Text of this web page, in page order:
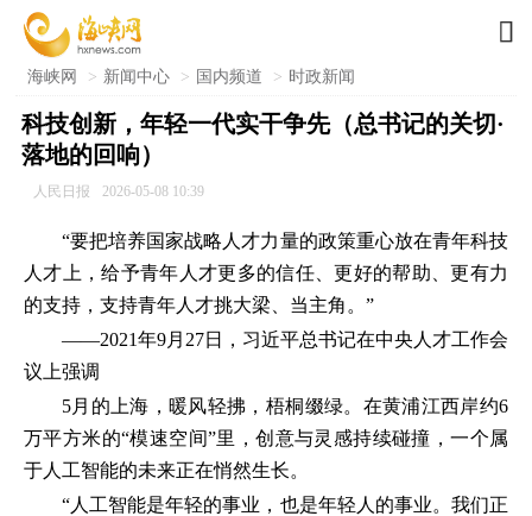

海峡网 > 新闻中心 > 国内频道 > 时政新闻
科技创新，年轻一代实干争先（总书记的关切·
落地的回响）
人民日报 2026-05-08 10:39
“要把培养国家战略人才力量的政策重心放在青年科技
人才上，给予青年人才更多的信任、更好的帮助、更有力
的支持，支持青年人才挑大梁、当主角。”
——2021年9月27日，习近平总书记在中央人才工作会
议上强调
5月的上海，暖风轻拂，梧桐缀绿。在黄浦江西岸约6
万平方米的“模速空间”里，创意与灵感持续碰撞，一个属
于人工智能的未来正在悄然生长。
“人工智能是年轻的事业，也是年轻人的事业。我们正